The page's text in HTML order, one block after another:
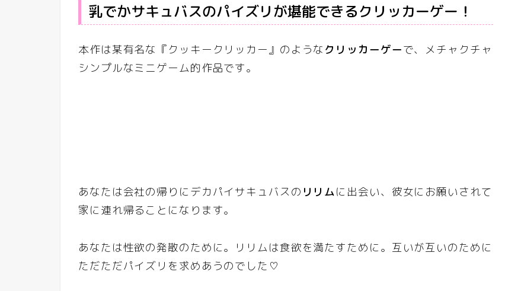
乳でかサキュバスのパイズリが堪能できるクリッカーゲー！
本作は某有名な『クッキークリッカー』のような クリッカーゲーで、メチャクチャ
シンプルなミニゲーム的作品です。
あなたは会社の帰りにデカパイサキュバスの リリムに出会い、彼女にお願いされて
家に連れ帰ることになります。
あなたは性欲の発散のために。リリムは食欲を満たすために。互いが互いのために
ただただパイズリを求めあうのでした♡